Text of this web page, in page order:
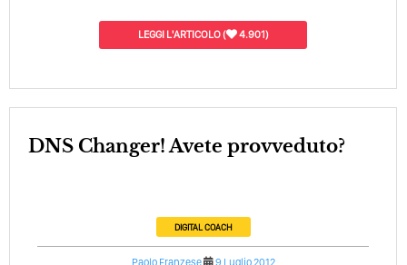
LEGGI L'ARTICOLO( 4.901)
DNS Changer! Avete provveduto?
DIGITAL COACH
Paolo Franzese 9 Luglio 2012